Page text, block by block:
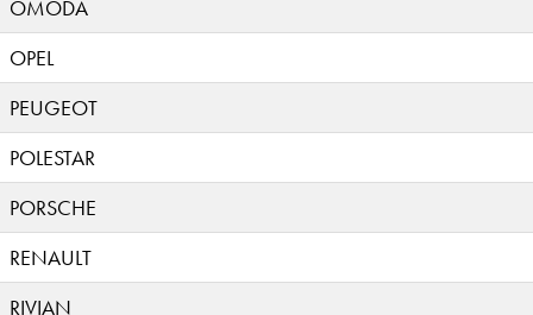
OMODA
OPEL
PEUGEOT
POLESTAR
PORSCHE
RENAULT
RIVIAN